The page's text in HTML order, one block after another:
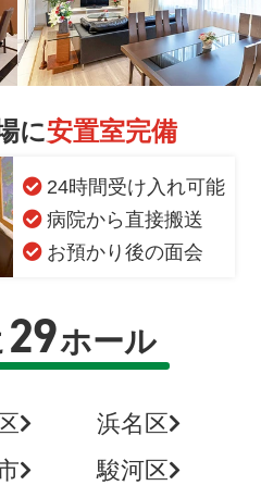
に安置室完備
24時間受け入れ可能
病院から直接搬送
お預かり後の面会
29ホール
浜名区
駿河区